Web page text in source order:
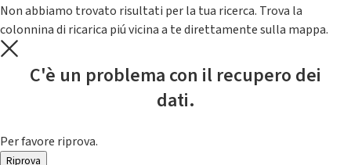
Non abbiamo trovato risultati per la tua ricerca. Trova la
colonnina di ricarica piú vicina a te direttamente sulla mappa.
C'è un problema con il recupero dei
dati.
Per favore riprova.
Riprova